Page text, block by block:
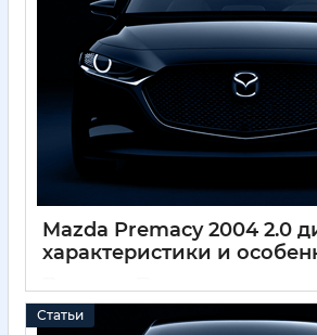
Mazda Premacy 2004 2.0
характеристики и
Статьи